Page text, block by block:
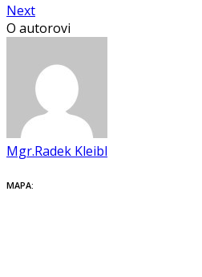
Next
O autorovi
Mgr.Radek Kleibl
MAPA: